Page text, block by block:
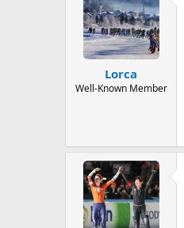
Lorca
Well-Known Member